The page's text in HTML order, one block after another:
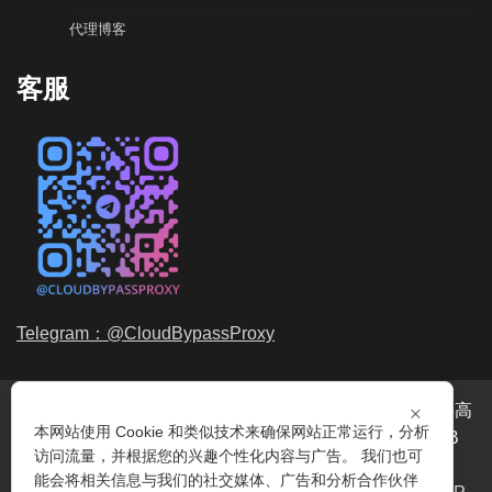
代理博客
客服
Telegram：@CloudBypassProxy
代理服务提供商，我们提供高
品质、永不过期的动态代理IP池流量包，价格最低2元/GB
起。我们的IP资源包括超过3.5亿的动态住宅IP和机房IP，
×
本网站使用 Cookie 和类似技术来确保网站正常运行，分析
访问流量，并根据您的兴趣个性化内容与广告。 我们也可
能会将相关信息与我们的社交媒体、广告和分析合作伙伴